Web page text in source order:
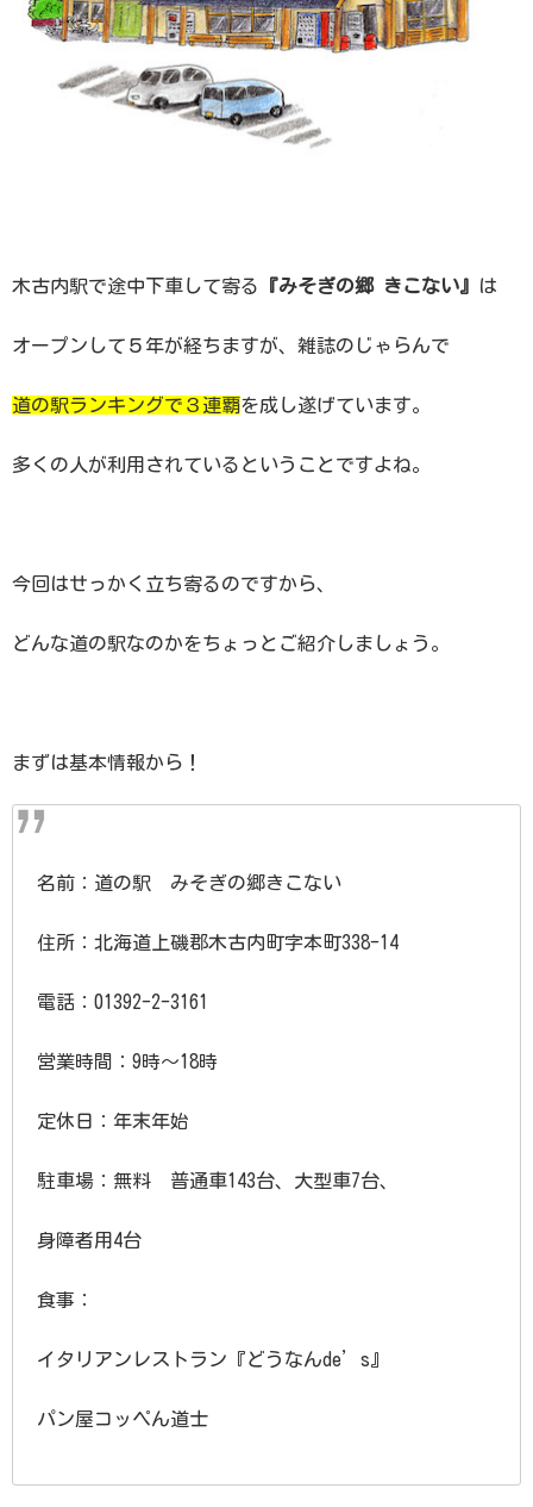
木古内駅で途中下車して寄る 『みそぎの郷 きこない』 は
オープンして５年が経ちますが、雑誌のじゃらんで
道の駅ランキングで３連覇を成し遂げています。
多くの人が利用されているということですよね。
今回はせっかく立ち寄るのですから、
どんな道の駅なのかをちょっとご紹介しましょう。
まずは基本情報から！
名前：道の駅 みそぎの郷きこない
住所：北海道上磯郡木古内町字本町338-14
電話：01392-2-3161
営業時間：9時〜18時
定休日：年末年始
駐車場：無料 普通車143台、大型車7台、
身障者用4台
食事：
イタリアンレストラン『どうなんde’s』
パン屋コッペん道士